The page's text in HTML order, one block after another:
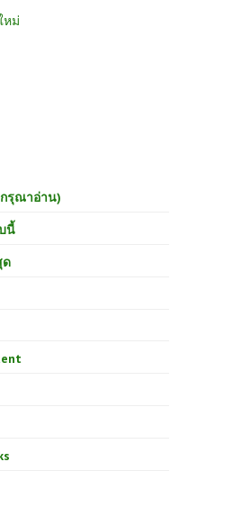
หม่
รุณาอ่าน)
นี้
ด